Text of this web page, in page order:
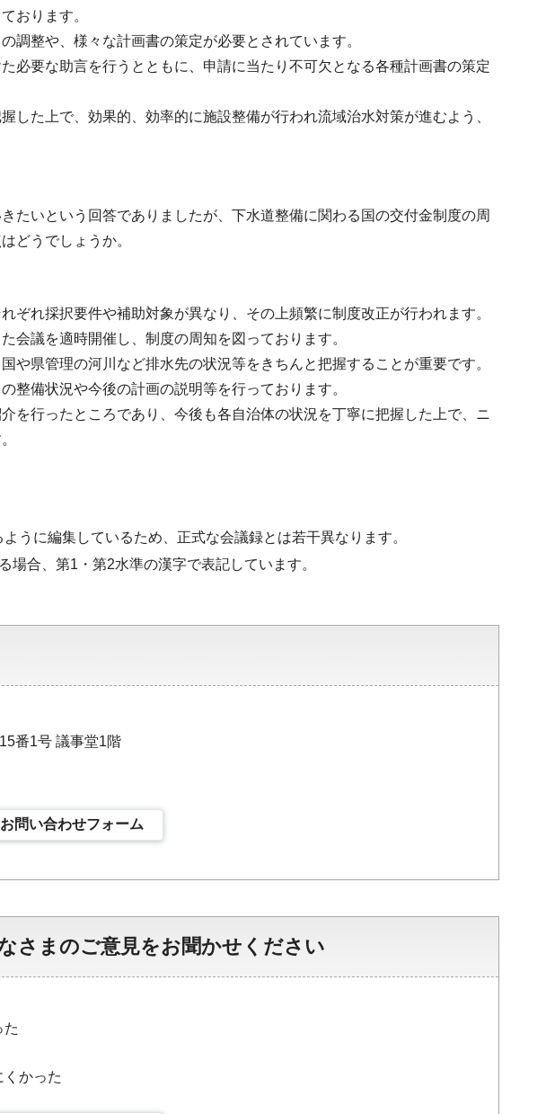
おります。
調整や、様々な計画書の策定が必要とされています。
必要な助言を行うとともに、申請に当たり不可欠となる各種計画書の策定
した上で、効果的、効率的に施設整備が行われ流域治水対策が進むよう、
たいという回答でありましたが、下水道整備に関わる国の交付金制度の周
どうでしょうか。
ぞれ採択要件や補助対象が異なり、その上頻繁に制度改正が行われます。
会議を適時開催し、制度の周知を図っております。
や県管理の河川など排水先の状況等をきちんと把握することが重要です。
整備状況や今後の計画の説明等を行っております。
を行ったところであり、今後も各自治体の状況を丁寧に把握した上で、ニ
うに編集しているため、正式な会議録とは若干異なります。
場合、第1・第2水準の漢字で表記しています。
番1号 議事堂1階
お問い合わせフォーム
さまのご意見をお聞かせください
た
かった